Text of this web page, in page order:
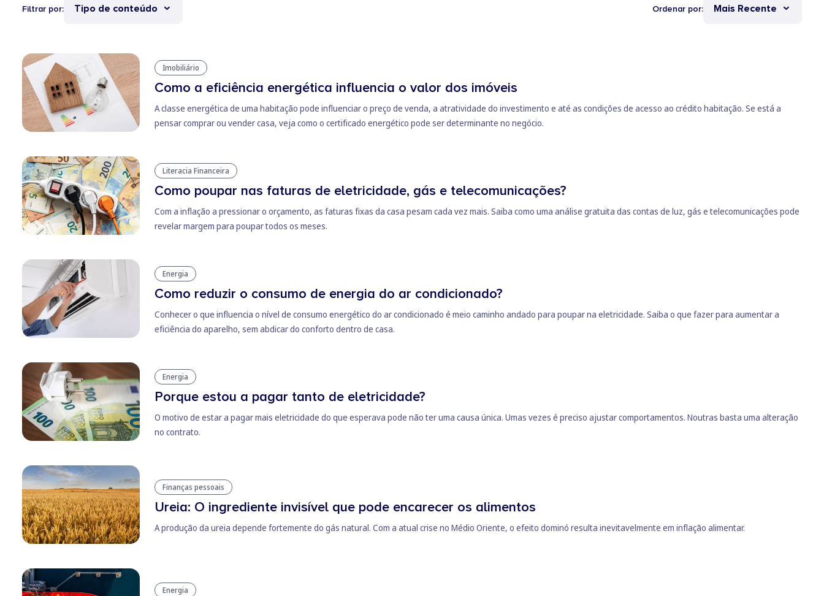
Filtrar por: Tipo de conteúdo Ordenar por: Mais Recente
Imobiliário
Como a eficiência energética influencia o valor dos imóveis
A classe energética de uma habitação pode influenciar o preço de venda, a atratividade do investimento e até as condições de acesso ao crédito habitação. Se está a
pensar comprar ou vender casa, veja como o certificado energético pode ser determinante no negócio.
Literacia Financeira
Como poupar nas faturas de eletricidade, gás e telecomunicações?
Com a inflação a pressionar o orçamento, as faturas fixas da casa pesam cada vez mais. Saiba como uma análise gratuita das contas de luz, gás e telecomunicações pode
revelar margem para poupar todos os meses.
Energia
Como reduzir o consumo de energia do ar condicionado?
Conhecer o que influencia o nível de consumo energético do ar condicionado é meio caminho andado para poupar na eletricidade. Saiba o que fazer para aumentar a
eficiência do aparelho, sem abdicar do conforto dentro de casa.
Energia
Porque estou a pagar tanto de eletricidade?
O motivo de estar a pagar mais eletricidade do que esperava pode não ter uma causa única. Umas vezes é preciso ajustar comportamentos. Noutras basta uma alteração
no contrato.
Finanças pessoais
Ureia: O ingrediente invisível que pode encarecer os alimentos
A produção da ureia depende fortemente do gás natural. Com a atual crise no Médio Oriente, o efeito dominó resulta inevitavelmente em inflação alimentar.
Energia